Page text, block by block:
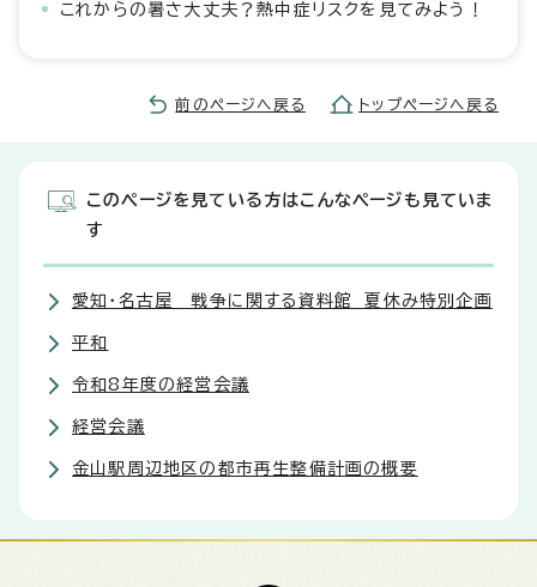
これからの暑さ大丈夫？熱中症リスクを見てみよう！
前のページへ戻る トップページへ戻る
このページを見ている方はこんなページも見ていま
す
愛知・名古屋 戦争に関する資料館 夏休み特別企画
平和
令和8年度の経営会議
経営会議
金山駅周辺地区の都市再生整備計画の概要